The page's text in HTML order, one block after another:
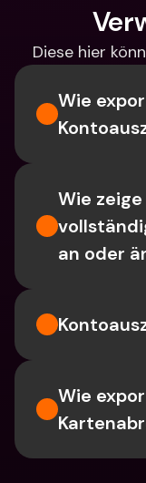
Diese hier
Wie
Wie
an oder
Wie